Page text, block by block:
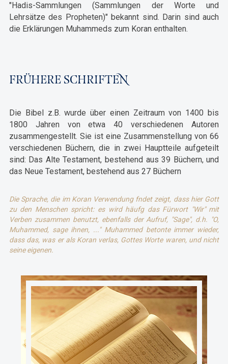
"Hadis-Sammlungen (Sammlungen der Worte und
Lehrsätze des Propheten)" bekannt sind. Darin sind auch
die Erklärungen Muhammeds zum Koran enthalten.
FRÜHERE SCHRIFTEN
Die Bibel z.B. wurde über einen Zeitraum von 1400 bis
1800 Jahren von etwa 40 verschiedenen Autoren
zusammengestellt. Sie ist eine Zusammenstellung von 66
verschiedenen Büchern, die in zwei Hauptteile aufgeteilt
sind: Das Alte Testament, bestehend aus 39 Büchern, und
das Neue Testament, bestehend aus 27 Büchern
Die Sprache, die im Koran Verwendung fndet zeigt, dass hier Gott
zu den Menschen spricht: es wird häufg das Fürwort "Wir" mit
Verben zusammen benutzt, ebenfalls der Aufruf, "Sage", d.h. "O,
Muhammed, sage ihnen, ..." Muhammed betonte immer wieder,
dass das, was er als Koran verlas, Gottes Worte waren, und nicht
seine eigenen.